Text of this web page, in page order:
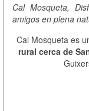
Cal Mosqueta,
amigos en plena
Cal Mosqueta es
rural cerca de